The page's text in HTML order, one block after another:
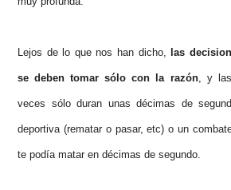
Lejos de lo que nos han dicho, las
se deben tomar sólo con la razón, y las
veces sólo duran unas décimas de
deportiva (rematar o pasar, etc) o un
te podía matar en décimas de segundo.